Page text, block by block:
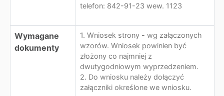
telefon: 842-91-23 wew. 1123
Wymagane
dokumenty
1. Wniosek strony - wg załączonych
wzorów. Wniosek powinien być
złożony co najmniej z
dwutygodniowym wyprzedzeniem.
2. Do wniosku należy dołączyć
załączniki określone we wniosku.